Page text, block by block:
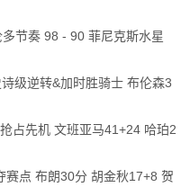
节奏 98 - 90 菲尼克斯水星
级逆转&加时胜骑士 布伦森3
占先机 文班亚马41+24 哈珀2
点 布朗30分 胡金秋17+8 贺